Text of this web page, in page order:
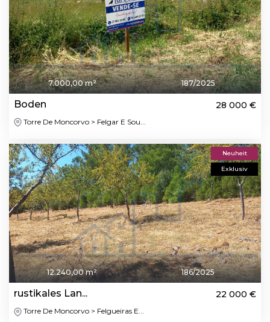
7.000,00 m² 187/2025
Boden 28 000 €
Torre De Moncorvo > Felgar E Sou...
Neuheit
Exklusiv
12.240,00 m² 186/2025
rustikales Lan... 22 000 €
Torre De Moncorvo > Felgueiras E...